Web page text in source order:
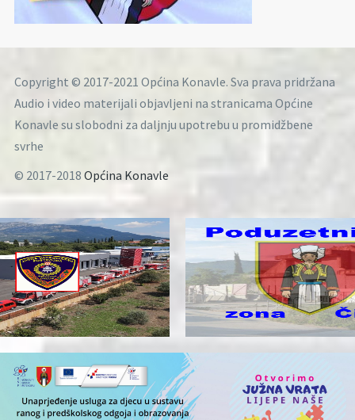
Copyright © 2017-2021 Općina Konavle. Sva prava pridržana
Audio i video materijali objavljeni na stranicama Općine
Konavle su slobodni za daljnju upotrebu u promidžbene
svrhe
© 2017-2018 Općina Konavle